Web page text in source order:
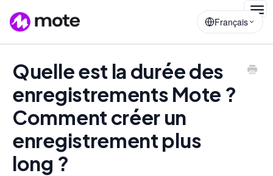
Français
Quelle est la durée des
enregistrements Mote ?
Comment créer un
enregistrement plus
long ?